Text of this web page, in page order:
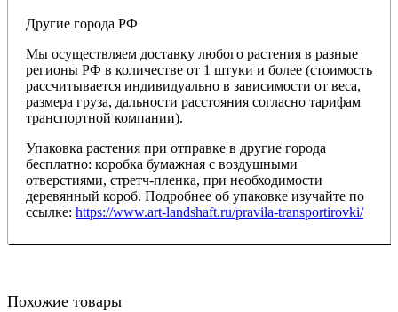
Другие города РФ
Мы осуществляем доставку любого растения в разные
регионы РФ в количестве от 1 штуки и более (стоимость
рассчитывается индивидуально в зависимости от веса,
размера груза, дальности расстояния согласно тарифам
транспортной компании).
Упаковка растения при отправке в другие города
бесплатно: коробка бумажная с воздушными
отверстиями, стретч-пленка, при необходимости
деревянный короб. Подробнее об упаковке изучайте по
ссылке: https://www.art-landshaft.ru/pravila-transportirovki/
Похожие товары